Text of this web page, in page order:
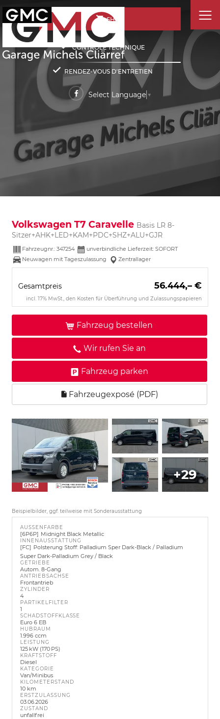
SHOP
CONTRÔLE TECHNIQUE
RENDEZ-VOUS D'ENTRETIEN
Select Language ▼
Volkswagen T7 Caravelle Basis LR 8-
Sitzer+AHK+LED+KAM+PDC+SHZ+ALU+GJR
Fahrzeugnr.: 347254
unverbindliche Lieferzeit: SOFORT
Neuwagen mit Tageszulassung
Zentrallager
Gesamtpreis 56.444,– €
incl. 17% MwSt., den Kosten für Überführung und Zulassungspapieren
Fahrzeug bestellen
Wir rufen Sie an
Fahrzeug parken
Fahrzeugexposé (PDF)
+29
Beispielbilder, ggf. teilweise mit Sonderausstattung
AUSSENFARBE
6P6P Midnight Black Metallic
INNENAUSSTATTUNG
FC
Polsterung Stoff: Palladium Sper Dark-Black / Palladium
Super Dark-Palladium Grey / Black
GETRIEBE
Autom. 8-Gang
ANTRIEBSACHSE
Frontantrieb
ZYLINDER
4
PARTIKELFILTER
1
SCHADSTOFFKLASSE
Euro 6 EB
HUBRAUM
1.996 ccm
LEISTUNG
125 kW (170 PS)
KRAFTSTOFF
Diesel
KATEGORIE
Van/Minibus
KILOMETERSTAND
10 km
ERSTZULASSUNG
03.06.2026
ZUSTAND
unfallfrei